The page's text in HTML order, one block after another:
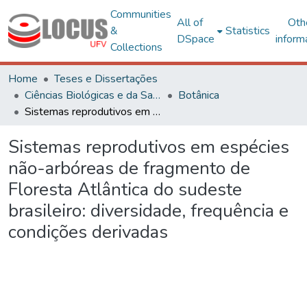
Communities
&
Collections
All of
DSpace
Statistics
Home
Teses e Dissertações
Ciências Biológicas e da Saúde
Botânica
Sistemas reprodutivos em espécies não-arbóreas de fragmento de Floresta Atlântica do sudeste brasileiro: diversidade, frequência e condições derivadas
Sistemas reprodutivos em espécies
não-arbóreas de fragmento de
Floresta Atlântica do sudeste
brasileiro: diversidade, frequência e
condições derivadas